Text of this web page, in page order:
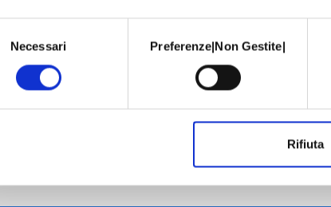
Necessari Preferenze|Non Gestite|
Rifiuta